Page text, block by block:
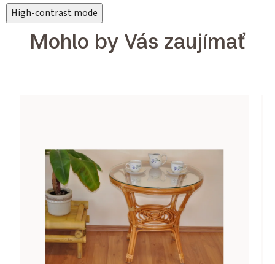
High-contrast mode
Mohlo by Vás zaujímať